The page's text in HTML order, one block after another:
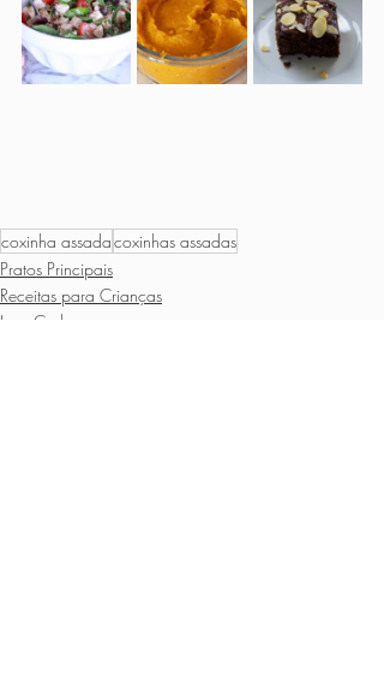
coxinha assadacoxinhas assadas
Pratos Principais
Receitas para Crianças
Low Carb